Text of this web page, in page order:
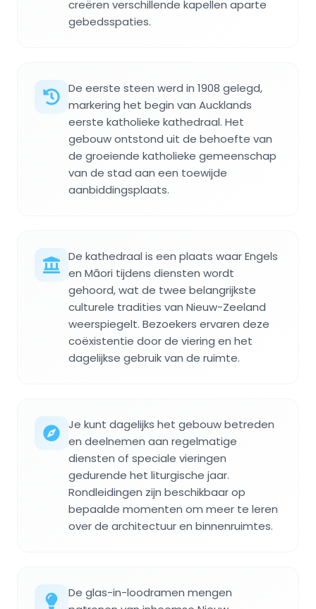
creëren verschillende kapellen aparte
gebedsspaties.
De eerste steen werd in 1908 gelegd,
markering het begin van Aucklands
eerste katholieke kathedraal. Het
gebouw ontstond uit de behoefte van
de groeiende katholieke gemeenschap
van de stad aan een toewijde
aanbiddingsplaats.
De kathedraal is een plaats waar Engels
en Māori tijdens diensten wordt
gehoord, wat de twee belangrijkste
culturele tradities van Nieuw-Zeeland
weerspiegelt. Bezoekers ervaren deze
coëxistentie door de viering en het
dagelijkse gebruik van de ruimte.
Je kunt dagelijks het gebouw betreden
en deelnemen aan regelmatige
diensten of speciale vieringen
gedurende het liturgische jaar.
Rondleidingen zijn beschikbaar op
bepaalde momenten om meer te leren
over de architectuur en binnenruimtes.
De glas-in-loodramen mengen